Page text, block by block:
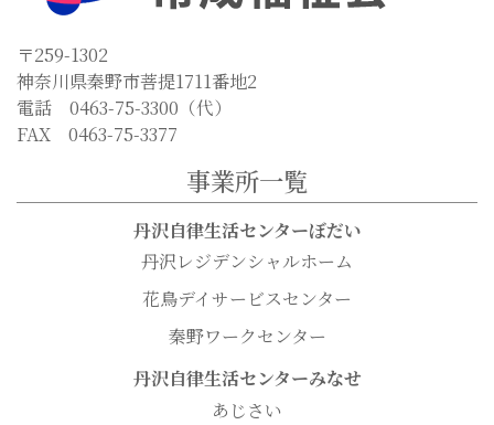
〒259-1302
神奈川県秦野市菩提1711番地2
電話 0463-75-3300（代）
FAX 0463-75-3377
事業所一覧
丹沢自律生活センターぼだい
丹沢レジデンシャルホーム
花鳥デイサービスセンター
秦野ワークセンター
丹沢自律生活センターみなせ
あじさい